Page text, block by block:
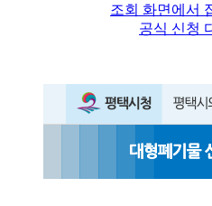
조회 화면에서
공식 신청